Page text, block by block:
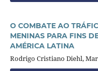
O COMBATE AO
MENINAS PARA FINS
AMÉRICA LATINA
Rodrigo Cristiano Diehl,